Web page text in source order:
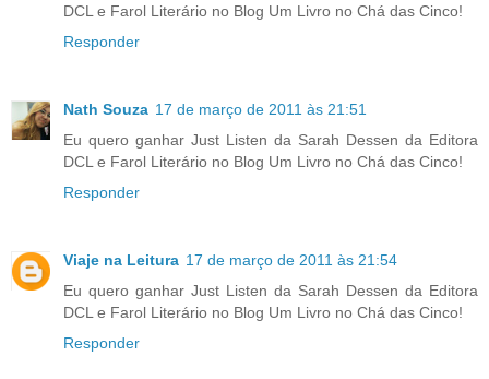
DCL e Farol Literário no Blog Um Livro no Chá das Cinco!
Responder
Nath Souza 17 de março de 2011 às 21:51
Eu quero ganhar Just Listen da Sarah Dessen da Editora
DCL e Farol Literário no Blog Um Livro no Chá das Cinco!
Responder
Viaje na Leitura 17 de março de 2011 às 21:54
Eu quero ganhar Just Listen da Sarah Dessen da Editora
DCL e Farol Literário no Blog Um Livro no Chá das Cinco!
Responder